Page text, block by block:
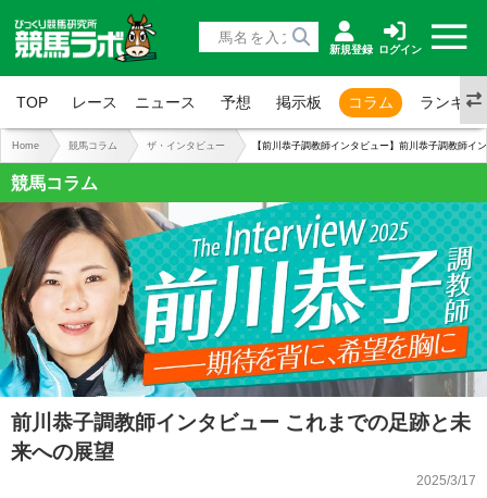
新規登録 ログイン
TOP レース ニュース 予想 掲示板 コラム ランキン
Home 競馬コラム ザ・インタビュー 【前川恭子調教師インタビュー】前川恭子調教師イ
競馬コラム
前川恭子調教師インタビュー これまでの足跡と未
来への展望
2025/3/17